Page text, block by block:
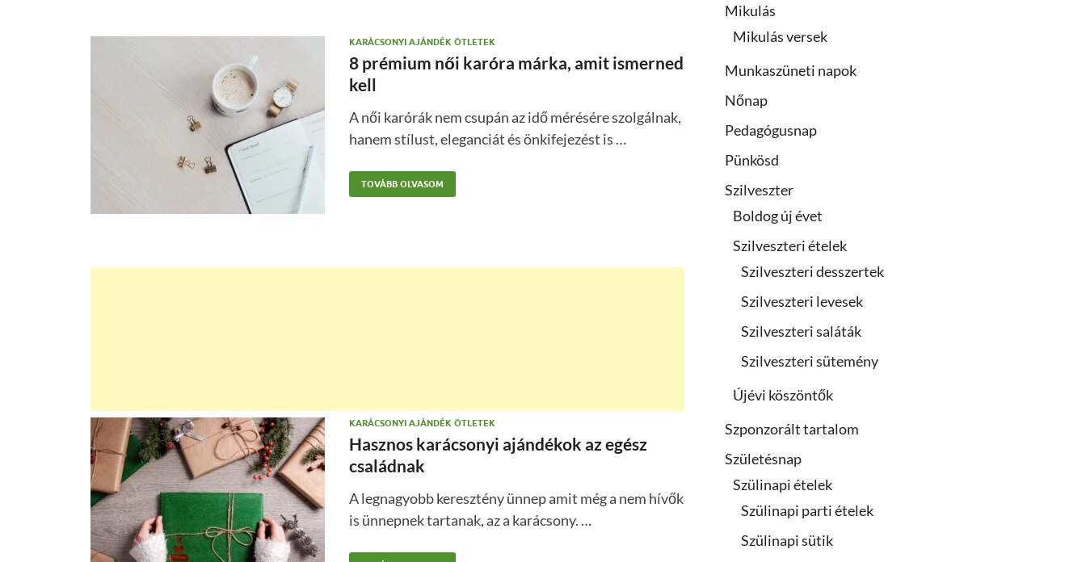
KARÁCSONYI AJÁNDÉK ÖTLETEK
8 prémium női karóra márka, amit ismerned
kell
A női karórák nem csupán az idő mérésére szolgálnak,
hanem stílust, eleganciát és önkifejezést is …
TOVÁBB OLVASOM
KARÁCSONYI AJÁNDÉK ÖTLETEK
Hasznos karácsonyi ajándékok az egész
családnak
A legnagyobb keresztény ünnep amit még a nem hívők
is ünnepnek tartanak, az a karácsony. …
Mikulás
Mikulás versek
Munkaszüneti napok
Nőnap
Pedagógusnap
Pünkösd
Szilveszter
Boldog új évet
Szilveszteri ételek
Szilveszteri desszertek
Szilveszteri levesek
Szilveszteri saláták
Szilveszteri sütemény
Újévi köszöntők
Szponzorált tartalom
Születésnap
Szülinapi ételek
Szülinapi parti ételek
Szülinapi sütik